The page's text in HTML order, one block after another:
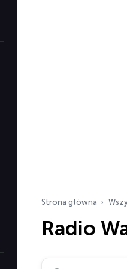
Strona główna
Radio
Szukaj stacji